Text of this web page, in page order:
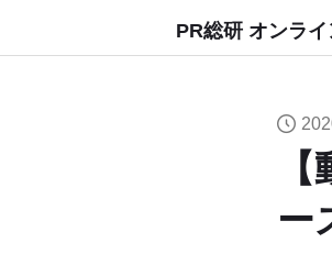
PR総研 オンラ
ー